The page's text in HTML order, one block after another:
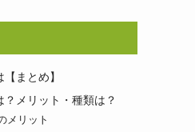
まとめ】
？メリット・種類は？
メリット